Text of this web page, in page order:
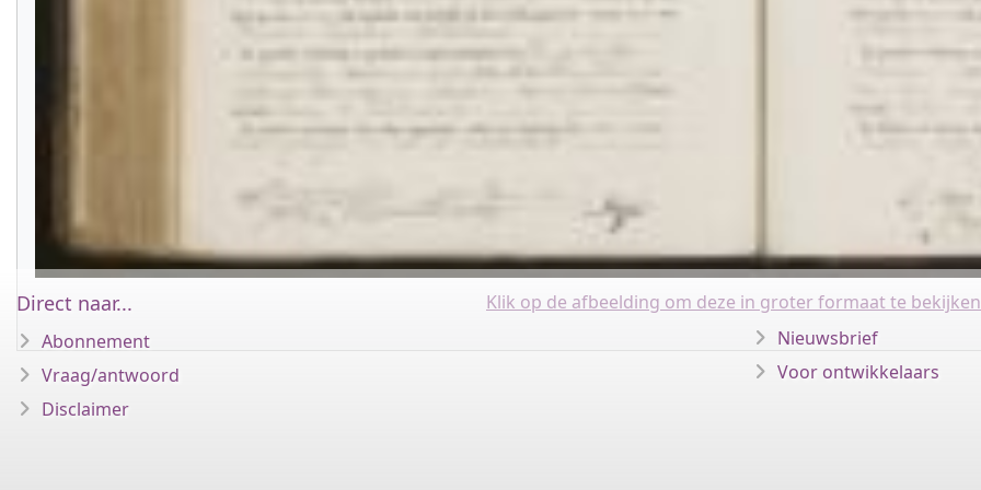
Klik op de afbeelding om deze in groter formaat te
Direct naar...
Abonnement
Vraag/antwoord
Disclaimer
Nieuwsbrief
Voor ontwikkelaars